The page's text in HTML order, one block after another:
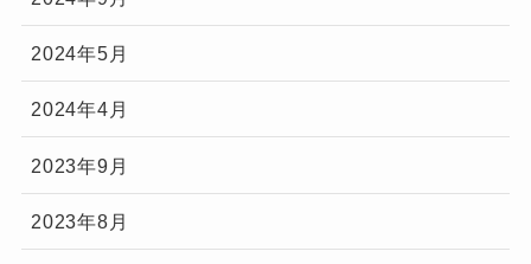
2024年5月
2024年4月
2023年9月
2023年8月